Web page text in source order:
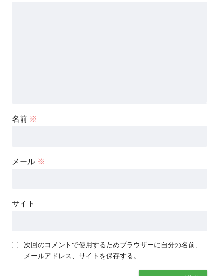
名前 ※
メール ※
サイト
次回のコメントで使用するためブラウザーに自分の名前、
メールアドレス、サイトを保存する。